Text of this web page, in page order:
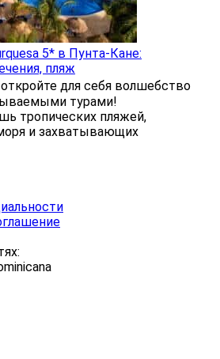
5* в Пунта-Кане:
пляж
для себя волшебство
турами!
тропических пляжей,
и захватывающих